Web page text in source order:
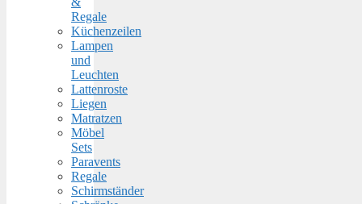
Regale
Küchenzeilen
Lampen
und
Leuchten
Lattenroste
Liegen
Matratzen
Möbel
Sets
Paravents
Regale
Schirmständer